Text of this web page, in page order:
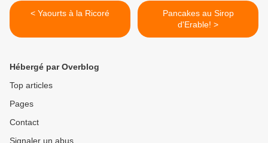
< Yaourts à la Ricoré
Pancakes au Sirop
d'Erable! >
Hébergé par Overblog
Top articles
Pages
Contact
Signaler un abus